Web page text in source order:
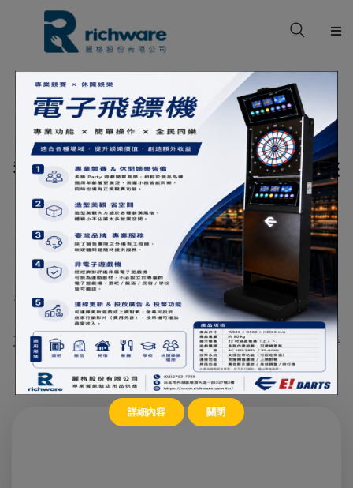
關於我們
產品型錄
品牌專區
案例分享
檔案下載
聯絡我們
BEST SERVICES
我們視自己為您生意上的夥伴，願意和您
一起從零開始。
麗格成立於2013年，專業從事餐飲用品，主要代理美國
Rubbermaid、CAMBRO為各大知名連鎖餐廳、星級飯店、
商旅、醫院使用。如其他知名品牌如VOLLRATH、KAY定量
挖勺，不銹鋼廚房用品系列。KAY是國際連鎖餐廳指定使用
清潔品牌。MAGNESOL XL濾油粉、索瑪保鮮膜。三能烘培
系列產品如烤盤、烤盤車等。垃圾桶及清潔用品，一系列餐
飲周邊用品，是您在事業上的好推手。
詳細內容 關閉